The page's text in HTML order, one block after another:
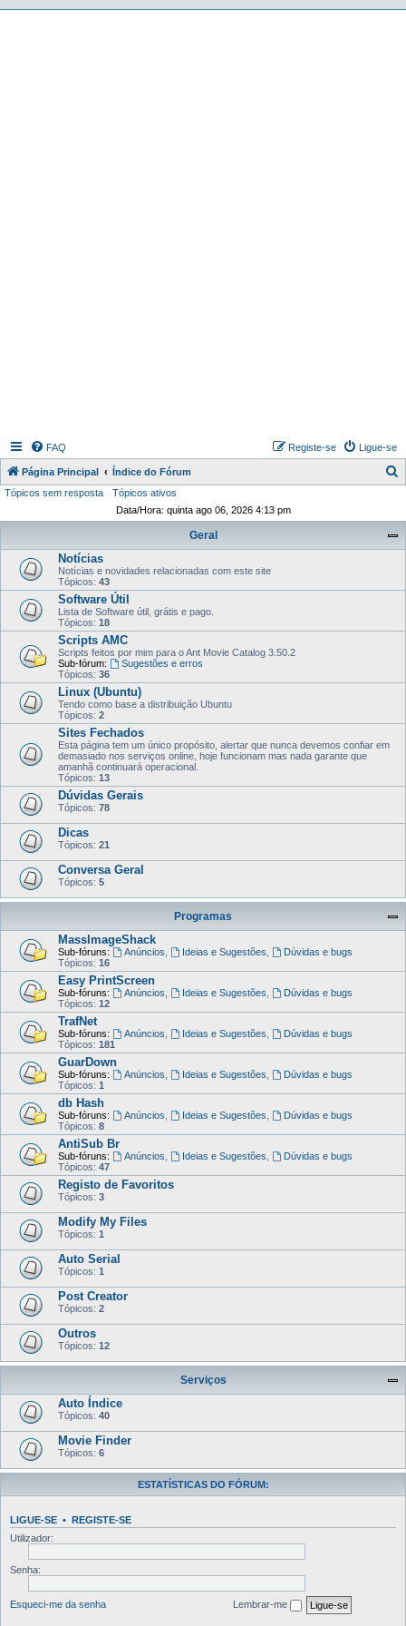
FAQ Ligue-se
Registe-se
Página Principal Índice do Fórum
Tópicos sem resposta
Tópicos ativos
Data/Hora: quinta ago 06, 2026 4:13 pm
Geral
Notícias
Notícias e novidades relacionadas com este site
Tópicos: 43
Software Útil
Lista de Software útil, grátis e pago.
Tópicos: 18
Scripts AMC
Scripts feitos por mim para o Ant Movie Catalog 3.50.2
Sub-fórum:
Sugestões e erros
Tópicos: 36
Linux (Ubuntu)
Tendo como base a distribuição Ubuntu
Tópicos: 2
Sites Fechados
Esta página tem um único propósito, alertar que nunca devemos confiar em
demasiado nos serviços online, hoje funcionam mas nada garante que
amanhã continuará operacional.
Tópicos: 13
Dúvidas Gerais
Tópicos: 78
Dicas
Tópicos: 21
Conversa Geral
Tópicos: 5
Programas
MassImageShack
Sub-fóruns: Anúncios Ideias e Sugestões
Dúvidas e bugs
Tópicos: 16
Easy PrintScreen
Sub-fóruns: Anúncios Ideias e Sugestões
Dúvidas e bugs
Tópicos: 12
TrafNet
Sub-fóruns: Anúncios Ideias e Sugestões
Dúvidas e bugs
Tópicos: 181
GuarDown
Sub-fóruns: Anúncios Ideias e Sugestões
Dúvidas e bugs
Tópicos: 1
db Hash
Sub-fóruns: Anúncios Ideias e Sugestões
Dúvidas e bugs
Tópicos: 8
AntiSub Br
Sub-fóruns: Anúncios Ideias e Sugestões
Dúvidas e bugs
Tópicos: 47
Registo de Favoritos
Tópicos: 3
Modify My Files
Tópicos: 1
Auto Serial
Tópicos: 1
Post Creator
Tópicos: 2
Outros
Tópicos: 12
Serviços
Auto Índice
Tópicos: 40
Movie Finder
Tópicos: 6
ESTATÍSTICAS DO FÓRUM:
LIGUE-SE • REGISTE-SE
Utilizador:
Senha:
Esqueci-me da senha Lembrar-me